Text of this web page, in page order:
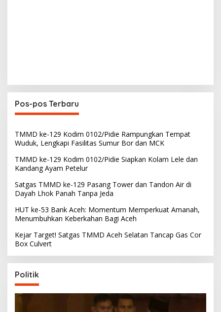
Pos-pos Terbaru
TMMD ke-129 Kodim 0102/Pidie Rampungkan Tempat
Wuduk, Lengkapi Fasilitas Sumur Bor dan MCK
TMMD ke-129 Kodim 0102/Pidie Siapkan Kolam Lele dan
Kandang Ayam Petelur
Satgas TMMD ke-129 Pasang Tower dan Tandon Air di
Dayah Lhok Panah Tanpa Jeda
HUT ke-53 Bank Aceh: Momentum Memperkuat Amanah,
Menumbuhkan Keberkahan Bagi Aceh
Kejar Target! Satgas TMMD Aceh Selatan Tancap Gas Cor
Box Culvert
Politik